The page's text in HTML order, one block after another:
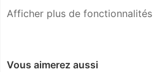
Afficher plus de fonctionnalités
Vous aimerez aussi